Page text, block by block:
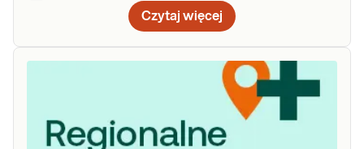
Czytaj więcej